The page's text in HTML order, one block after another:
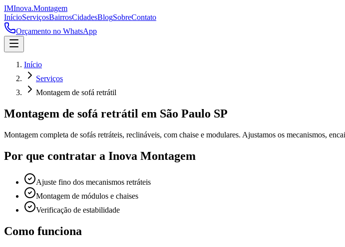
IMInova.Montagem
InícioServiçosBairrosCidadesBlogSobreContato
Orçamento no WhatsApp
Início
Serviços
Montagem de sofá retrátil
Montagem de sofá retrátil em São Paulo SP
Montagem completa de sofás retráteis, reclináveis, com chaise e modulares. Ajustamos os mecanismos,
Por que contratar a Inova Montagem
Ajuste fino dos mecanismos retráteis
Montagem de módulos e chaises
Verificação de estabilidade
Como funciona